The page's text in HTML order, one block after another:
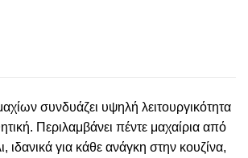
συνδυάζει υψηλή λειτουργικότητα
Περιλαμβάνει πέντε μαχαίρια από
ιδανικά για κάθε ανάγκη στην κουζίνα,